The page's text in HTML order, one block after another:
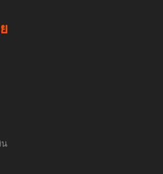
น